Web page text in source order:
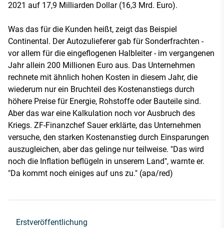
2021 auf 17,9 Milliarden Dollar (16,3 Mrd. Euro).
Was das für die Kunden heißt, zeigt das Beispiel
Continental. Der Autozulieferer gab für Sonderfrachten -
vor allem für die eingeflogenen Halbleiter - im vergangenen
Jahr allein 200 Millionen Euro aus. Das Unternehmen
rechnete mit ähnlich hohen Kosten in diesem Jahr, die
wiederum nur ein Bruchteil des Kostenanstiegs durch
höhere Preise für Energie, Rohstoffe oder Bauteile sind.
Aber das war eine Kalkulation noch vor Ausbruch des
Kriegs. ZF-Finanzchef Sauer erklärte, das Unternehmen
versuche, den starken Kostenanstieg durch Einsparungen
auszugleichen, aber das gelinge nur teilweise. "Das wird
noch die Inflation beflügeln in unserem Land", warnte er.
"Da kommt noch einiges auf uns zu." (apa/red)
Erstveröffentlichung